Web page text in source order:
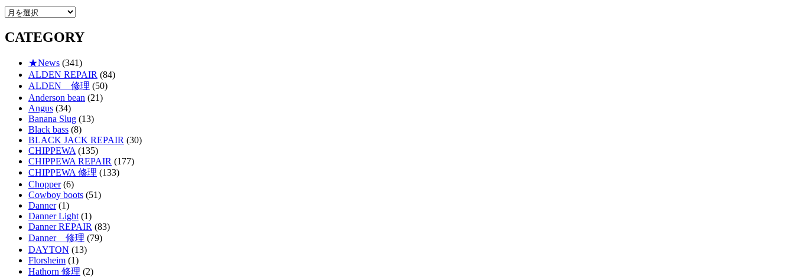
ARCHIVE
CATEGORY
★News (341)
ALDEN REPAIR (84)
ALDEN 修理 (50)
Anderson bean (21)
Angus (34)
Banana Slug (13)
Black bass (8)
BLACK JACK REPAIR (30)
CHIPPEWA (135)
CHIPPEWA REPAIR (177)
CHIPPEWA 修理 (133)
Chopper(6)
Cowboy boots (51)
Danner(1)
Danner Light (1)
Danner REPAIR (83)
Danner 修理 (79)
DAYTON (13)
Florsheim (1)
Hathorn 修理 (2)